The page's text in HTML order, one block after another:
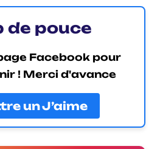
de pouce
Facebook pour
! Merci d'avance
un J’aime